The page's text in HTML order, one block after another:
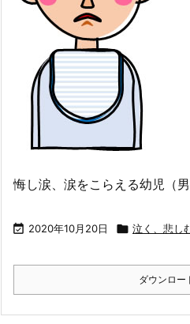
悔し涙、涙をこらえる幼児（
 2020年10月20日  泣く、悲し
ダウンロー